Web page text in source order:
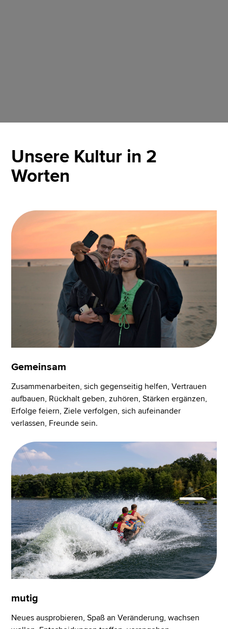
Unsere Kultur in 2
Worten
Gemeinsam
Zusammenarbeiten, sich gegenseitig helfen, Vertrauen
aufbauen, Rückhalt geben, zuhören, Stärken ergänzen,
Erfolge feiern, Ziele verfolgen, sich aufeinander
verlassen, Freunde sein.
mutig
Neues ausprobieren, Spaß an Veränderung, wachsen